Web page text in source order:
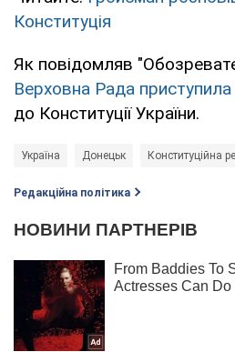
Конституція
Як повідомляв
Верховна Рада приступила
до Конституції України.
Україна Донецьк Конституційна
Редакційна політика